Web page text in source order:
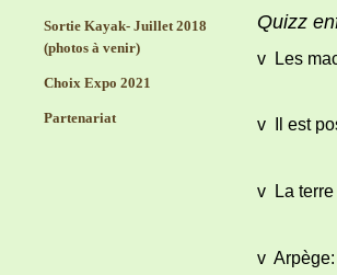
Sortie Kayak- Juillet 2018
(photos à venir)
Choix Expo 2021
Partenariat
Quizz
v Les
v Il est
v La terre
v Arpège: